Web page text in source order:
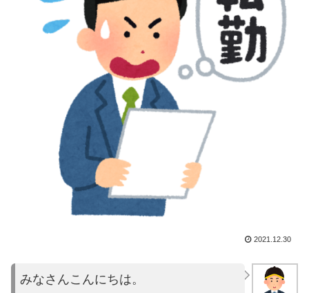
2021.12.30
みなさんこんにちは。